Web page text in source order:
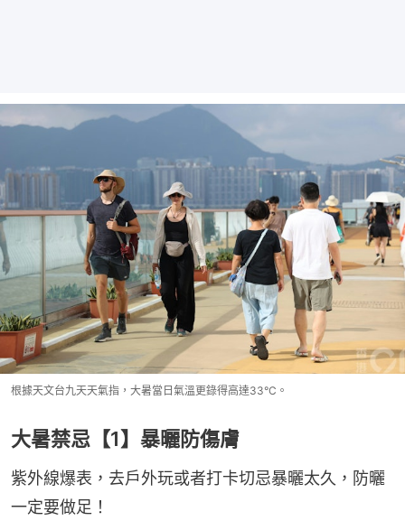
根據天文台九天天氣指，大暑當日氣溫更錄得高達33°C。
大暑禁忌【1】暴曬防傷膚
紫外線爆表，去戶外玩或者打卡切忌暴曬太久，防曬
一定要做足！